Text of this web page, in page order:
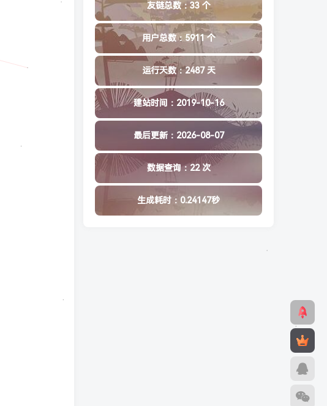
友链总数：33 个
用户总数：5911 个
运行天数：2487 天
建站时间：2019-10-16
最后更新：2026-08-07
数据查询：22 次
生成耗时：0.24147秒